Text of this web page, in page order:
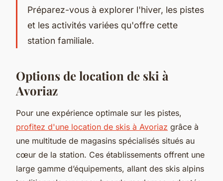
Préparez-vous à explorer l'hiver, les pistes
et les activités variées qu'offre cette
station familiale.
Options de location de ski à
Avoriaz
Pour une expérience optimale sur les pistes,
profitez d'une location de skis à Avoriaz grâce à
une multitude de magasins spécialisés situés au
cœur de la station. Ces établissements offrent une
large gamme d’équipements, allant des skis alpins